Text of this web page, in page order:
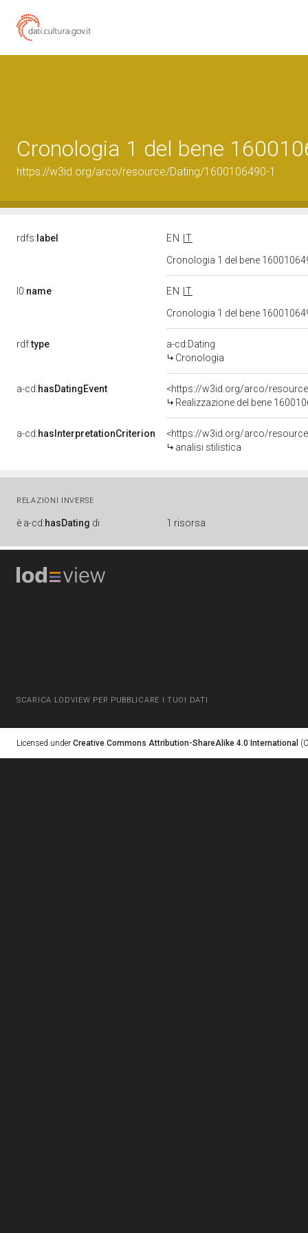
Cronologia 1 del bene
https://w3id.org/arco/resource/Dating/1600106490-1
rdfs: label EN
IT
Cronologia 1 del bene
l0:name EN
IT
Cronologia 1 del bene
rdf:type
a-cd:Dating
Cronologia
a-cd:hasDatingEvent
<https://w3id.org/arco/
Realizzazione del bene
a-cd:hasInterpretationCriterion
<https://w3id.org/arco/
analisi stilistica
RELAZIONI INVERSE
è a-cd:hasDating di 1 risorsa
SCARICA LODVIEW PER PUBBLICARE I TUOI DATI
Licensed under Creative Commons Attribution-ShareAlike 4.0 International